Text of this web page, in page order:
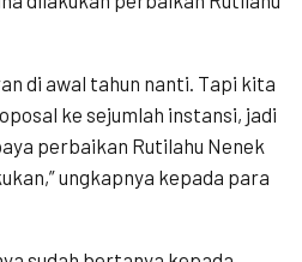
di awal tahun nanti. Tapi kita
ke sejumlah instansi, jadi
perbaikan Rutilahu Nenek
ungkapnya kepada para